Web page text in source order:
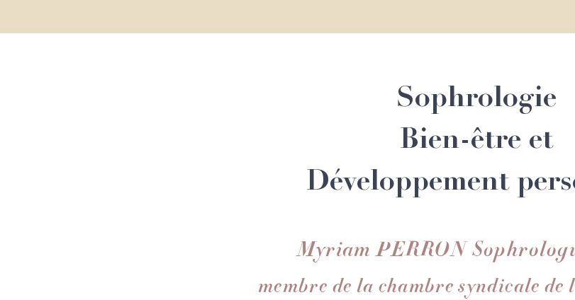
Sophrologie
Bien-être et
Développement
Myriam PERRON Sophrolog
membre de la chambre syndicale